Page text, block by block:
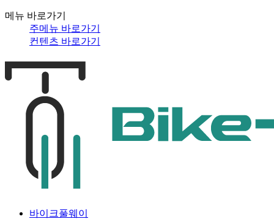
메뉴 바로가기
주메뉴 바로가기
컨텐츠 바로가기
바이크풀웨이